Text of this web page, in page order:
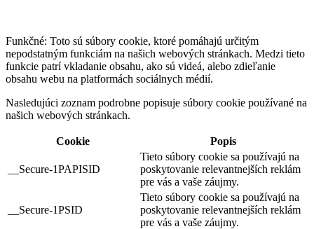
Funkčné: Toto sú súbory cookie, ktoré pomáhajú určitým
nepodstatným funkciám na našich webových stránkach. Medzi tieto
funkcie patrí vkladanie obsahu, ako sú videá, alebo zdieľanie
obsahu webu na platformách sociálnych médií.
Nasledujúci zoznam podrobne popisuje súbory cookie používané na
našich webových stránkach.
Cookie Popis
__Secure-1PAPISID
Tieto súbory cookie sa používajú na
poskytovanie relevantnejších reklám
pre vás a vaše záujmy.
__Secure-1PSID
Tieto súbory cookie sa používajú na
poskytovanie relevantnejších reklám
pre vás a vaše záujmy.